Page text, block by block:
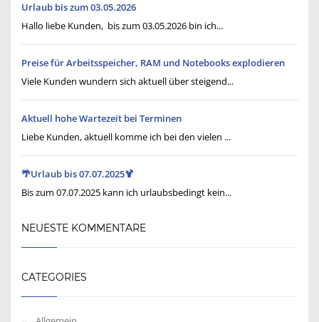
Urlaub bis zum 03.05.2026
Hallo liebe Kunden, bis zum 03.05.2026 bin ich...
Preise für Arbeitsspeicher, RAM und Notebooks explodieren
Viele Kunden wundern sich aktuell über steigend...
Aktuell hohe Wartezeit bei Terminen
Liebe Kunden, aktuell komme ich bei den vielen ...
🌴Urlaub bis 07.07.2025🍹
Bis zum 07.07.2025 kann ich urlaubsbedingt kein...
NEUESTE KOMMENTARE
CATEGORIES